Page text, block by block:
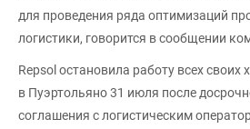
для проведения ряда оптимизаций
логистики, говорится в сообщении
Repsol остановила работу всех своих
в Пуэртольяно 31 июля после
соглашения с логистическим